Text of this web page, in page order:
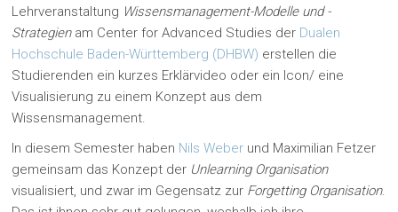
Lehrveranstaltung Wissensmanagement-Modelle und -
Strategien am Center for Advanced Studies der Dualen
Hochschule Baden-Württemberg (DHBW) erstellen die
Studierenden ein kurzes Erklärvideo oder ein Icon/ eine
Visualisierung zu einem Konzept aus dem
Wissensmanagement.
In diesem Semester haben Nils Weber und Maximilian Fetzer
gemeinsam das Konzept der Unlearning Organisation
visualisiert, und zwar im Gegensatz zur Forgetting Organisation.